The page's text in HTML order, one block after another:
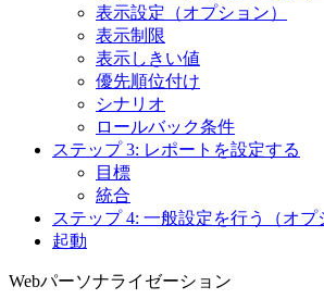
表示設定（オプション）
表示制限
表示しきい値
優先順位付け
シナリオ
ロールバック条件
ステップ 3: レポートを設定する
目標
統合
ステップ 4: 一般設定を行う（オプ
起動
Webパーソナライゼーション